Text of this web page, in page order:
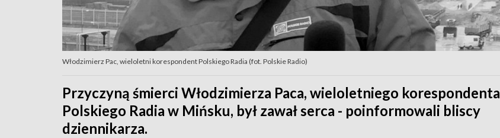
Włodzimierz Pac, wieloletni korespondent Polskiego Radia (fot. Polskie Radio)
Przyczyną śmierci Włodzimierza Paca, wieloletniego korespondenta
Polskiego Radia w Mińsku, był zawał serca - poinformowali bliscy
dziennikarza.